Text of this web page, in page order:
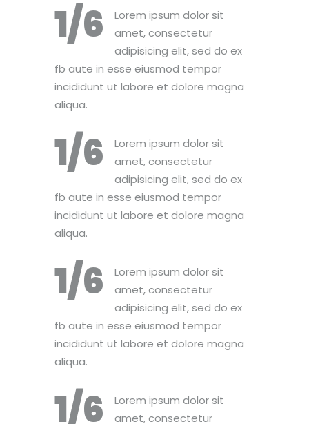
1/6
Lorem ipsum dolor sit
amet, consectetur
adipisicing elit, sed do ex
fb aute in esse eiusmod tempor
incididunt ut labore et dolore magna
aliqua.
1/6
Lorem ipsum dolor sit
amet, consectetur
adipisicing elit, sed do ex
fb aute in esse eiusmod tempor
incididunt ut labore et dolore magna
aliqua.
1/6
Lorem ipsum dolor sit
amet, consectetur
adipisicing elit, sed do ex
fb aute in esse eiusmod tempor
incididunt ut labore et dolore magna
aliqua.
1/6
Lorem ipsum dolor sit
amet, consectetur